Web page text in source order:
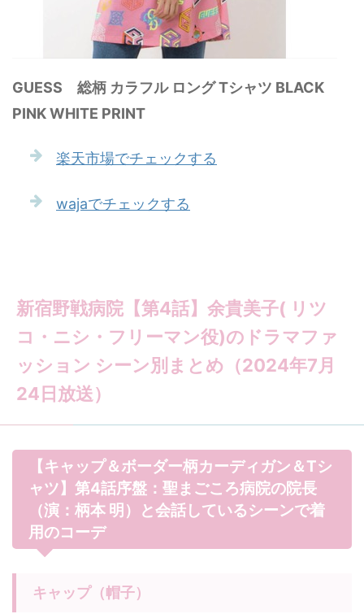
GUESS 総柄 カラフル ロング Tシャツ BLACK
PINK WHITE PRINT
楽天市場でチェックする
wajaでチェックする
新宿野戦病院【第4話】余貴美子( リツ
コ・ニシ・フリーマン役)のドラマファ
ッション シーン別まとめ（2024年7月
24日放送）
【キャップ＆ボーダー柄カーディガン＆Tシ
ャツ】第4話序盤：聖まごころ病院の院長
（演：柄本 明）と会話しているシーンで着
用のコーデ
キャップ（帽子）